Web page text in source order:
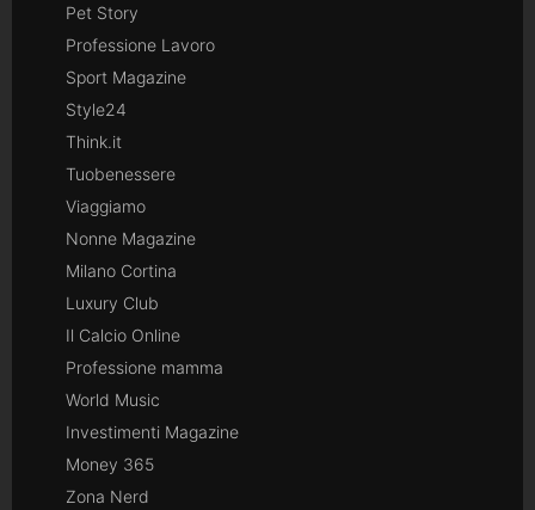
Pet Story
Professione Lavoro
Sport Magazine
Style24
Think.it
Tuobenessere
Viaggiamo
Nonne Magazine
Milano Cortina
Luxury Club
Il Calcio Online
Professione mamma
World Music
Investimenti Magazine
Money 365
Zona Nerd